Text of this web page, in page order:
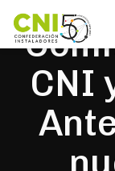
CNI